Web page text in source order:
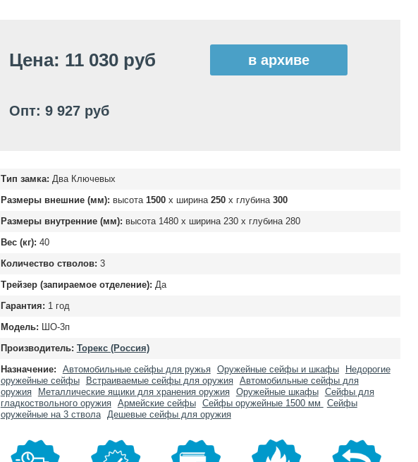
Цена: 11 030 руб
Опт: 9 927 руб
в архиве
Тип замка: Два Ключевых
Размеры внешние (мм): высота 1500х ширина 250х глубина 300
Размеры внутренние (мм): высота 1480х ширина 230х глубина 280
Вес (кг): 40
Количество стволов: 3
Трейзер (запираемое отделение): Да
Гарантия: 1 год
Модель: ШО-3п
Производитель: Торекс (Россия)
Назначение:
Автомобильные сейфы для ружья Оружейные сейфы и шкафы
Недорогие
оружейные сейфы
Встраиваемые сейфы для оружия
Автомобильные сейфы для
оружия
Металлические ящики для хранения оружия Оружейные шкафы
Сейфы для
гладкоствольного оружия
Армейские сейфы Сейфы оружейные 1500 мм
Сейфы
оружейные на 3 ствола
Дешевые сейфы для оружия